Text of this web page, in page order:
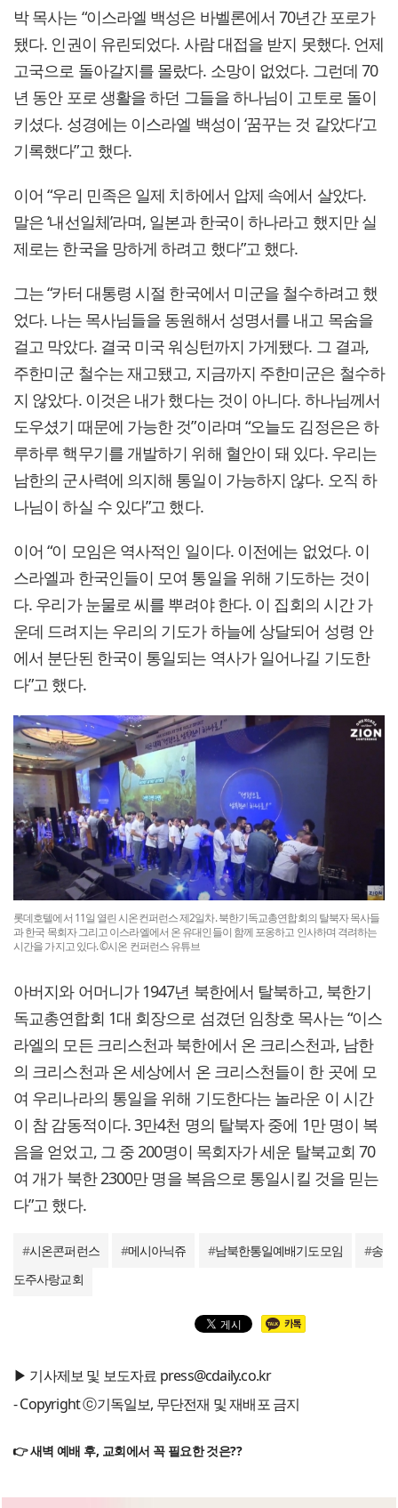
박 목사는 “이스라엘 백성은 바벨론에서 70년간 포로가
됐다. 인권이 유린되었다. 사람 대접을 받지 못했다. 언제
고국으로 돌아갈지를 몰랐다. 소망이 없었다. 그런데 70
년 동안 포로 생활을 하던 그들을 하나님이 고토로 돌이
키셨다. 성경에는 이스라엘 백성이 ‘꿈꾸는 것 같았다’고
기록했다”고 했다.
이어 “우리 민족은 일제 치하에서 압제 속에서 살았다.
말은 ‘내선일체’라며, 일본과 한국이 하나라고 했지만 실
제로는 한국을 망하게 하려고 했다”고 했다.
그는 “카터 대통령 시절 한국에서 미군을 철수하려고 했
었다. 나는 목사님들을 동원해서 성명서를 내고 목숨을
걸고 막았다. 결국 미국 워싱턴까지 가게됐다. 그 결과,
주한미군 철수는 재고됐고, 지금까지 주한미군은 철수하
지 않았다. 이것은 내가 했다는 것이 아니다. 하나님께서
도우셨기 때문에 가능한 것”이라며 “오늘도 김정은은 하
루하루 핵무기를 개발하기 위해 혈안이 돼 있다. 우리는
남한의 군사력에 의지해 통일이 가능하지 않다. 오직 하
나님이 하실 수 있다”고 했다.
이어 “이 모임은 역사적인 일이다. 이전에는 없었다. 이
스라엘과 한국인들이 모여 통일을 위해 기도하는 것이
다. 우리가 눈물로 씨를 뿌려야 한다. 이 집회의 시간 가
운데 드려지는 우리의 기도가 하늘에 상달되어 성령 안
에서 분단된 한국이 통일되는 역사가 일어나길 기도한
다”고 했다.
롯데호텔에서 11일 열린 시온컨퍼런스 제2일차. 북한기독교총연합회의 탈북자 목사들
과 한국 목회자 그리고 이스라엘에서 온 유대인들이 함께 포옹하고 인사하며 격려하는
시간을 가지고 있다. ©시온 컨퍼런스 유튜브
아버지와 어머니가 1947년 북한에서 탈북하고, 북한기
독교총연합회 1대 회장으로 섬겼던 임창호 목사는 “이스
라엘의 모든 크리스천과 북한에서 온 크리스천과, 남한
의 크리스천과 온 세상에서 온 크리스천들이 한 곳에 모
여 우리나라의 통일을 위해 기도한다는 놀라운 이 시간
이 참 감동적이다. 3만4천 명의 탈북자 중에 1만 명이 복
음을 얻었고, 그 중 200명이 목회자가 세운 탈북교회 70
여 개가 북한 2300만 명을 복음으로 통일시킬 것을 믿는
다”고 했다.
#시온콘퍼런스 #메시아닉쥬 #남북한통일예배기도모임 #송
도주사랑교회
▶ 기사제보 및 보도자료 press@cdaily.co.kr
- Copyright ⓒ기독일보, 무단전재 및 재배포 금지
👉 새벽 예배 후, 교회에서 꼭 필요한 것은??